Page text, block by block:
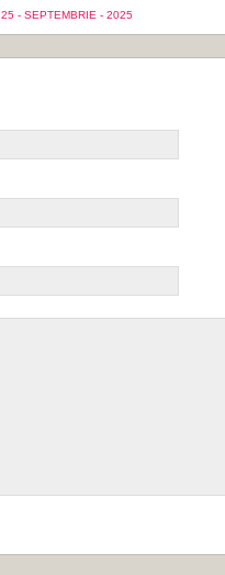
25 - SEPTEMBRIE - 2025